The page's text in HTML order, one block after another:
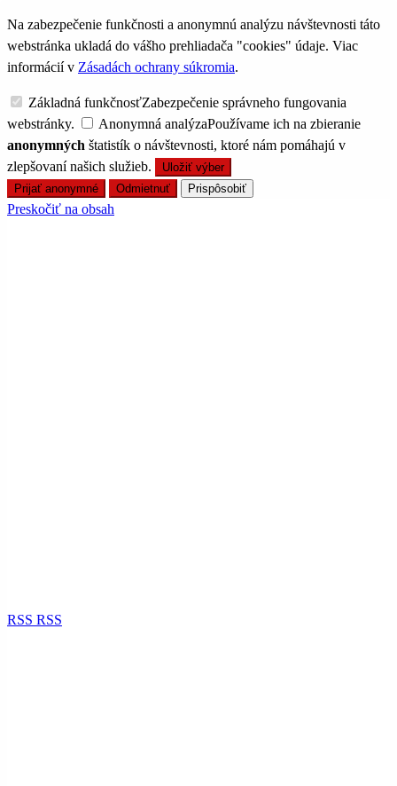
Na zabezpečenie funkčnosti a anonymnú analýzu návštevnosti táto
webstránka ukladá do vášho prehliadača "cookies" údaje. Viac
informácií v Zásadách ochrany súkromia.
Základná funkčnosťZabezpečenie správneho fungovania
webstránky.
Anonymná analýzaPoužívame ich na zbieranie
anonymných štatistík o návštevnosti, ktoré nám pomáhajú v
zlepšovaní našich služieb.
Uložiť výber
Prijať anonymné
Odmietnuť Prispôsobiť
Preskočiť na obsah
RSS RSS